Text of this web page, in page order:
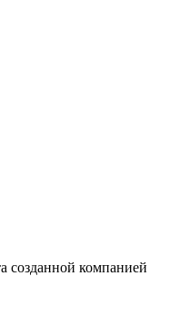
созданной компанией